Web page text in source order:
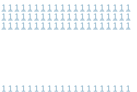
1 1 1 1 1 1 1 1 1 1 1 1 1 1 1 1 1 1 1 1
1 1 1 1 1 1 1 1 1 1 1 1 1 1 1 1 1 1 1 1
1 1 1 1 1 1 1 1 1 1 1 1 1 1 1 1 1 1 1 1
1 1 1 1 1 1 1 1 1 1 1 1 1 1 1 1 1 1 1 1